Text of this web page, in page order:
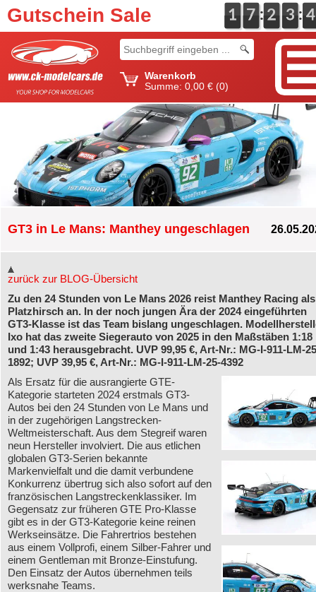
Gutschein Sale 0
1
1 0
7
7 : 0
2
2 0
3
3 : 5
4
4
Warenkorb
Summe: 0,00 € (0)
GT3 in Le Mans: Manthey ungeschlagen
zurück zur BLOG-Übersicht
Zu den 24 Stunden von Le Mans 2026 reist Manthey Racing als
Platzhirsch an. In der noch jungen Ära der 2024 eingeführten
GT3-Klasse ist das Team bislang ungeschlagen.
Ixo hat das zweite Siegerauto von 2025 in den Maßstäben 1:18
und 1:43 herausgebracht. UVP 99,95 €, Art-Nr.: MG-I-911-LM-
1892; UVP 39,95 €, Art-Nr.: MG-I-911-LM-25-4392
Als Ersatz für die ausrangierte GTE-
Kategorie starteten 2024 erstmals GT3-
Autos bei den 24 Stunden von Le Mans und
in der zugehörigen Langstrecken-
Weltmeisterschaft. Aus dem Stegreif waren
neun Hersteller involviert. Die aus etlichen
globalen GT3-Serien bekannte
Markenvielfalt und die damit verbundene
Konkurrenz übertrug sich also sofort auf den
französischen Langstreckenklassiker. Im
Gegensatz zur früheren GTE Pro-Klasse
gibt es in der GT3-Kategorie keine reinen
Werkseinsätze. Die Fahrertrios bestehen
aus einem Vollprofi, einem Silber-Fahrer und
einem Gentleman mit Bronze-Einstufung.
Den Einsatz der Autos übernehmen teils
werksnahe Teams.